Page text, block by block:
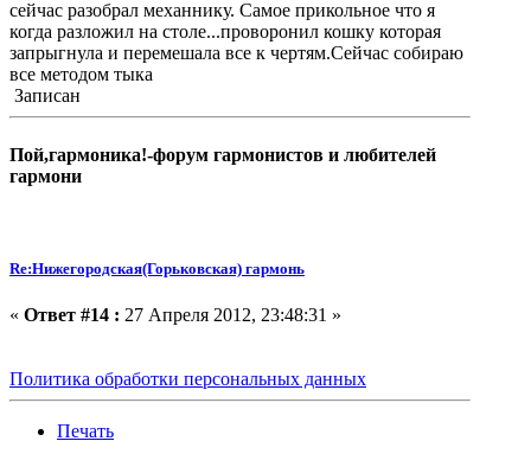
сейчас разобрал механнику. Самое прикольное что я
когда разложил на столе...проворонил кошку которая
запрыгнула и перемешала все к чертям.Сейчас собираю
все методом тыка
Записан
Пой,гармоника!-форум гармонистов и любителей
гармони
Re:Нижегородская(Горьковская) гармонь
« Ответ #14 : 27 Апреля 2012, 23:48:31 »
Политика обработки персональных данных
Печать